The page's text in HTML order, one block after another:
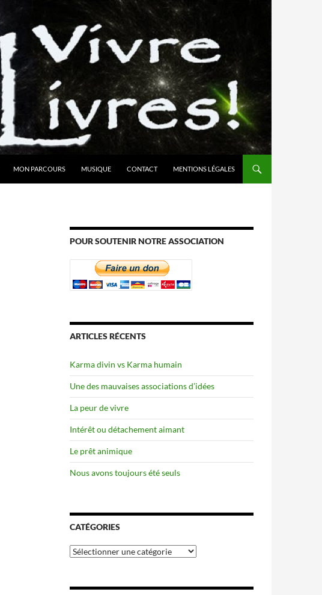
MON PARCOURS MUSIQUE CONTACT MENTIONS LÉGALES
POUR SOUTENIR NOTRE ASSOCIATION
ARTICLES RÉCENTS
Karma divin vs Karma humain
Une des mauvaises associations d’idées
La peur de vivre
Intérêt ou détachement aimant
Le prêt animique
Nous avons toujours été seuls
CATÉGORIES
Catégories